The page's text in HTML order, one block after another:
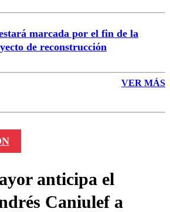
marcada por el fin de la
de reconstrucción
VER MÁS
anticipa el
Caniulef a